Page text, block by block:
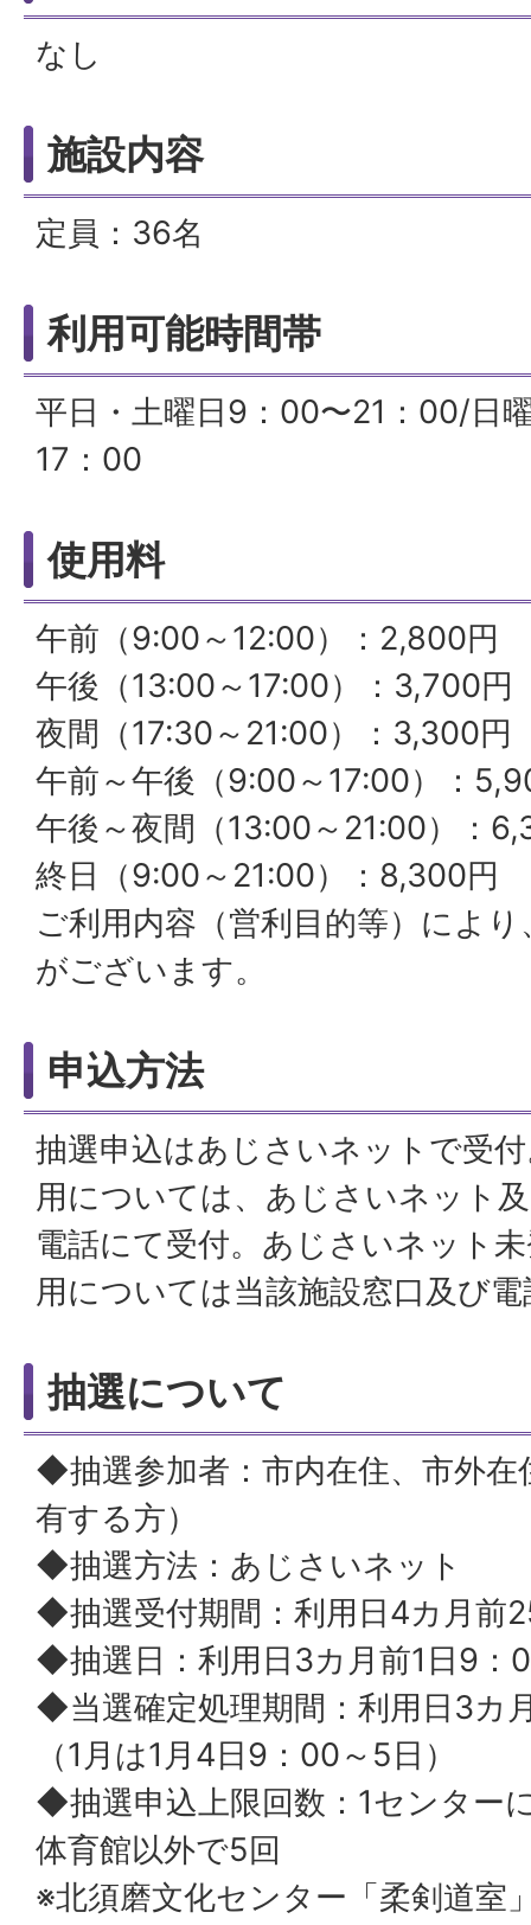
なし
施設内容
定員：36名
利用可能時間帯
平日・土曜日9：00〜21：00/日
17：00
使用料
午前（9:00～12:00）：2,800円
午後（13:00～17:00）：3,700円
夜間（17:30～21:00）：3,300円
午前～午後（9:00～17:00）：
午後～夜間（13:00～21:00）：
終日（9:00～21:00）：8,300円
ご利用内容（営利目的等）によ
がございます。
申込方法
抽選申込はあじさいネットで受
用については、あじさいネット
電話にて受付。あじさいネット
用については当該施設窓口及び
抽選について
◆抽選参加者：市内在住、市外在
有する方）
◆抽選方法：あじさいネット
◆抽選受付期間：利用日4カ月
◆抽選日：利用日3カ月前1日9
◆当選確定処理期間：利用日3カ
（1月は1月4日9：00～5日）
◆抽選申込上限回数：1センター
体育館以外で5回
※北須磨文化センター「柔剣道室